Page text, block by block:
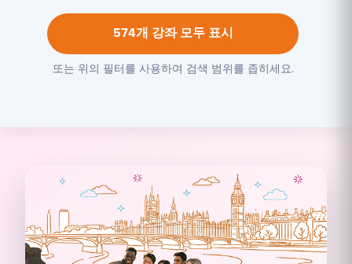
574개 강좌 모두 표시
또는 위의 필터를 사용하여 검색 범위를 좁히세요.